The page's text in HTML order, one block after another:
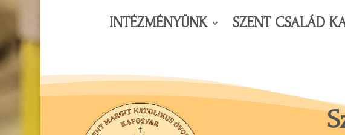
INTÉZMÉNYÜNK SZENT CSALÁD